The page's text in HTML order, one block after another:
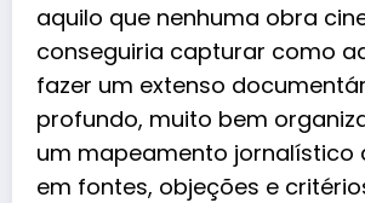
aquilo que nenhuma obra
conseguiria capturar como
fazer um extenso
profundo, muito bem
um mapeamento jornalístico
em fontes, objeções e